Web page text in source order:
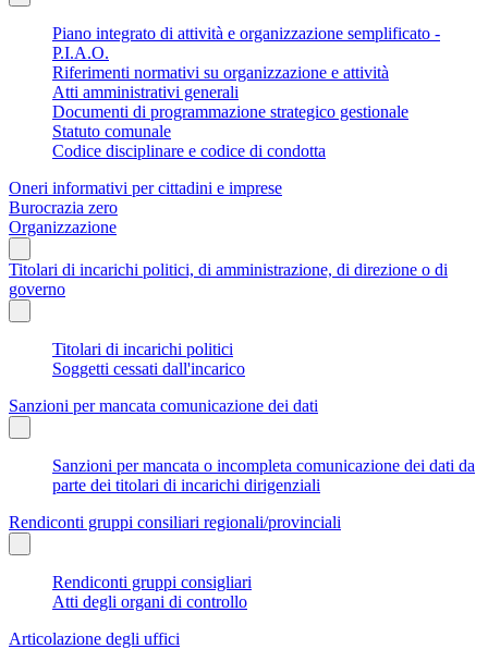
Piano integrato di attività e organizzazione semplificato -
P.I.A.O.
Riferimenti normativi su organizzazione e attività
Atti amministrativi generali
Documenti di programmazione strategico gestionale
Statuto comunale
Codice disciplinare e codice di condotta
Oneri informativi per cittadini e imprese
Burocrazia zero
Organizzazione
Titolari di incarichi politici, di amministrazione, di direzione o di
governo
Titolari di incarichi politici
Soggetti cessati dall'incarico
Sanzioni per mancata comunicazione dei dati
Sanzioni per mancata o incompleta comunicazione dei dati da
parte dei titolari di incarichi dirigenziali
Rendiconti gruppi consiliari regionali/provinciali
Rendiconti gruppi consigliari
Atti degli organi di controllo
Articolazione degli uffici